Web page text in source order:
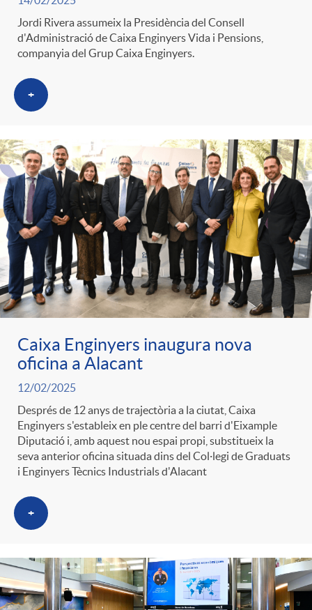
Jordi Rivera assumeix la Presidència del Consell
d'Administració de Caixa Enginyers Vida i Pensions,
companyia del Grup Caixa Enginyers.
+
Caixa Enginyers inaugura nova
oficina a Alacant
12/02/2025
Després de 12 anys de trajectòria a la ciutat, Caixa
Enginyers s'estableix en ple centre del barri d'Eixample
Diputació i, amb aquest nou espai propi, substitueix la
seva anterior oficina situada dins del Col·legi de Graduats
i Enginyers Tècnics Industrials d'Alacant
+